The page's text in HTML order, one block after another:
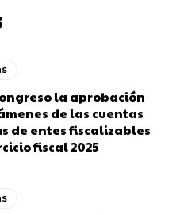
la aprobación
de las cuentas
de entes fiscalizables
fiscal 2025